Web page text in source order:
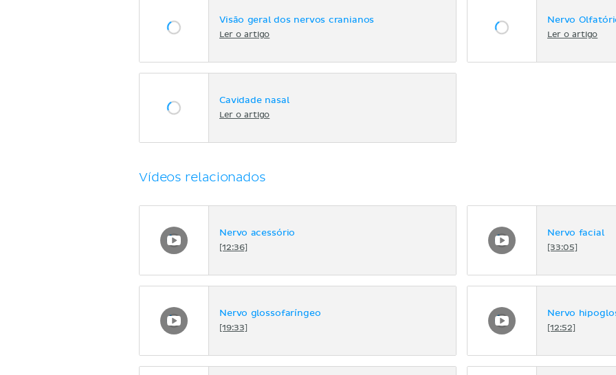
Visão geral dos nervos cranianos
Ler o artigo
Nervo
Ler o artigo
Cavidade nasal
Ler o artigo
Vídeos relacionados
Nervo acessório
[12:36]
Nervo facial
[33:05]
Nervo glossofaríngeo
[19:33]
Nervo
[12:52]